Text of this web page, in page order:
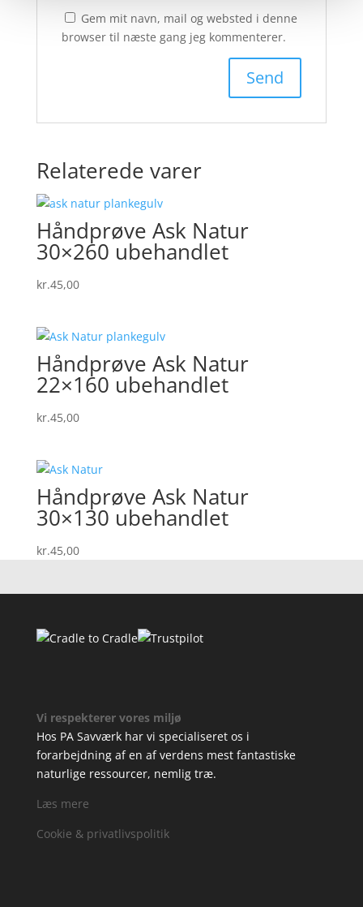
Gem mit navn, mail og websted i denne
browser til næste gang jeg kommenterer.
Relaterede varer
Håndprøve Ask Natur
30×260 ubehandlet
kr.45,00
Håndprøve Ask Natur
22×160 ubehandlet
kr.45,00
Håndprøve Ask Natur
30×130 ubehandlet
kr.45,00
Vi respekterer vores miljø
Hos PA Savværk har vi specialiseret os i
forarbejdning af en af verdens mest fantastiske
naturlige ressourcer, nemlig træ.
Læs mere
Cookie & privatlivspolitik